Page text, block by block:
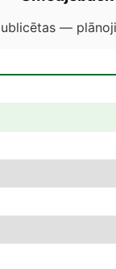
—